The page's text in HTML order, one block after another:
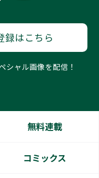
録はこちら
シャル画像を配信！
無料連載
コミックス